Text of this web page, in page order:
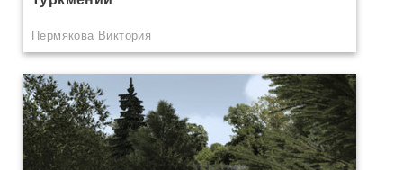
Пермякова Виктория